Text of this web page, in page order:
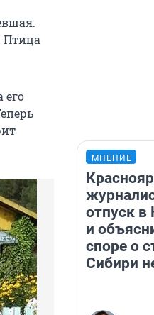
Птица
его
МНЕНИЕ
отпуск в
и
споре о
Сибири